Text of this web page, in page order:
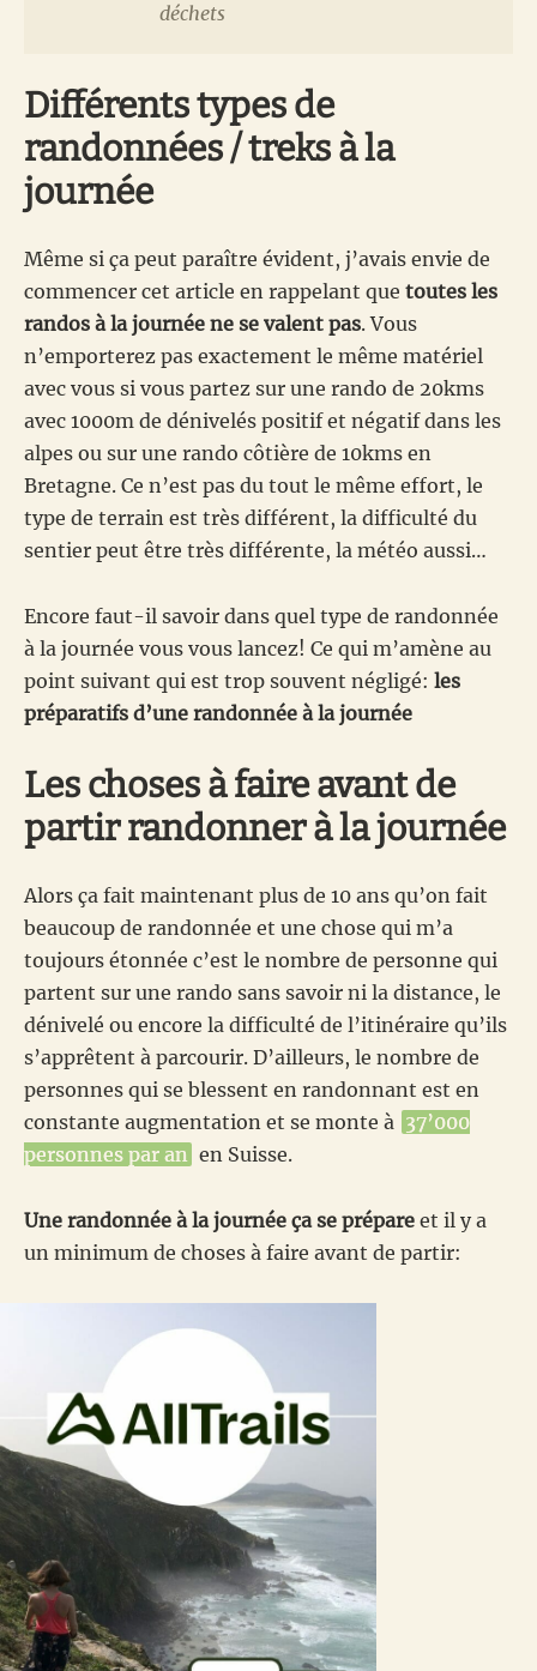
déchets
Différents types de
randonnées / treks à la
journée
Même si ça peut paraître évident, j’avais envie de
commencer cet article en rappelant que toutes les
randos à la journée ne se valent pas. Vous
n’emporterez pas exactement le même matériel
avec vous si vous partez sur une rando de 20kms
avec 1000m de dénivelés positif et négatif dans les
alpes ou sur une rando côtière de 10kms en
Bretagne. Ce n’est pas du tout le même effort, le
type de terrain est très différent, la difficulté du
sentier peut être très différente, la météo aussi…
Encore faut-il savoir dans quel type de randonnée
à la journée vous vous lancez! Ce qui m’amène au
point suivant qui est trop souvent négligé: les
préparatifs d’une randonnée à la journée
Les choses à faire avant de
partir randonner à la journée
Alors ça fait maintenant plus de 10 ans qu’on fait
beaucoup de randonnée et une chose qui m’a
toujours étonnée c’est le nombre de personne qui
partent sur une rando sans savoir ni la distance, le
dénivelé ou encore la difficulté de l’itinéraire qu’ils
s’apprêtent à parcourir. D’ailleurs, le nombre de
personnes qui se blessent en randonnant est en
constante augmentation et se monte à 37’000
personnes par an en Suisse.
Une randonnée à la journée ça se prépare et il y a
un minimum de choses à faire avant de partir: